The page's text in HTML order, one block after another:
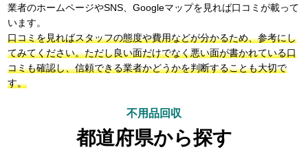
業者のホームページやSNS、Googleマップを見れば口コミが載って
います。
口コミを見ればスタッフの態度や費用などが分かるため、参考にし
てみてください。ただし良い面だけでなく悪い面が書かれている口
コミも確認し、信頼できる業者かどうかを判断することも大切で
す。
不用品回収
都道府県から探す